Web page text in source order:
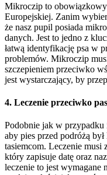
Mikroczip to
Europejskiej. Zanim
że nasz pupil posiada
danych. Jest to jedno z
łatwą identyfikację psa w
problemów. Mikroczip
szczepieniem przeciwko
jest wystarczający, by
4. Leczenie przeciwko
Podobnie jak w
aby pies przed podróżą
tasiemcom. Leczenie musi
który zapisuje datę oraz
leczenie to jest wymagane